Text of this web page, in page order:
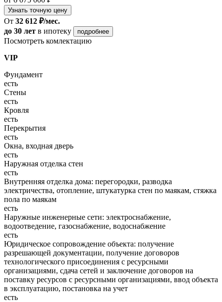
Узнать точную цену
От 32 612 ₽/мес.
до 30 лет в ипотеку подробнее
Посмотреть комлектацию
VIP
Фундамент
есть
Стены
есть
Кровля
есть
Перекрытия
есть
Окна, входная дверь
есть
Наружная отделка стен
есть
Внутренняя отделка дома: перегородки, разводка
электричества, отопление, штукатурка стен по маякам, стяжка
пола по маякам
есть
Наружные инженерные сети: электроснабжение,
водоотведение, газоснабжение, водоснабжение
есть
Юридическое сопровождение объекта: получение
разрешающей документации, получение договоров
технологического присоединения с ресурсными
организациями, сдача сетей и заключение договоров на
поставку ресурсов с ресурсными организациями, ввод объекта
в эксплуатацию, постановка на учет
есть